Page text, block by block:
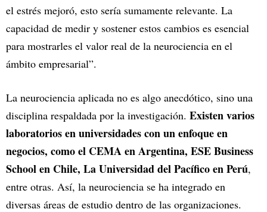
el estrés mejoró, esto sería sumamente relevante. La
capacidad de medir y sostener estos cambios es esencial
para mostrarles el valor real de la neurociencia en el
ámbito empresarial”.
La neurociencia aplicada no es algo anecdótico, sino una
disciplina respaldada por la investigación. Existen varios
laboratorios en universidades con un enfoque en
negocios, como el CEMA en Argentina, ESE Business
School en Chile, La Universidad del Pacífico en Perú,
entre otras. Así, la neurociencia se ha integrado en
diversas áreas de estudio dentro de las organizaciones.